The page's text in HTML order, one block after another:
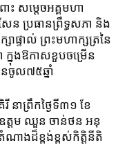
ះ សម្តេចអគ្គមហា
ន ប្រធានព្រឹទ្ធសភា និង
សាផ្ទាល់ ព្រះមហាក្សត្រនៃ
ក្នុងឱកាសខួបចម្រើន
ចូល៧៥ឆ្នាំ
នាព្រឹកថ្ងៃទី៣១​ ខែ
ឧត្តម​ ឈួន ចាន់ថន អនុ
ាង​ដ៏ខ្ពង់ខ្ពស់​កិត្តិនីតិ